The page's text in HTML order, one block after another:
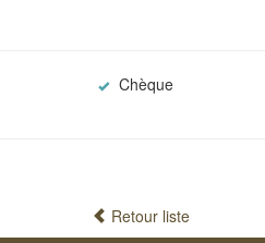
Chèque
Retour liste